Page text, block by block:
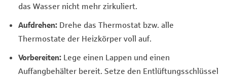
das Wasser nicht mehr zirkuliert.
Aufdrehen: Drehe das Thermostat bzw. alle
Thermostate der Heizkörper voll auf.
Vorbereiten: Lege einen Lappen und einen
Auffangbehälter bereit. Setze den Entlüftungsschlüssel